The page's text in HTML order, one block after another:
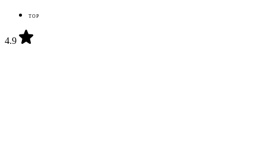
TOP
4.9